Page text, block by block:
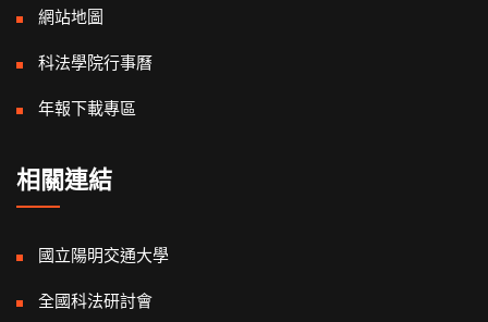
網站地圖
科法學院行事曆
年報下載專區
相關連結
國立陽明交通大學
全國科法研討會